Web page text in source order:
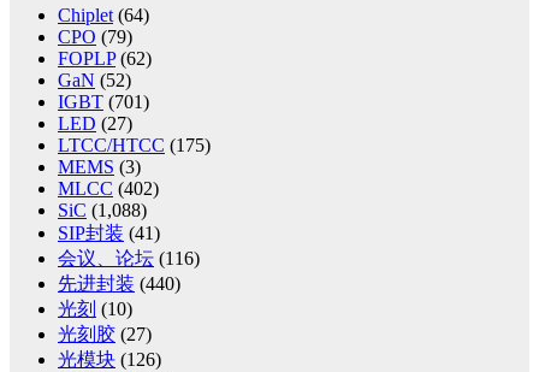
Chiplet (64)
CPO (79)
FOPLP(62)
GaN (52)
IGBT (701)
LED (27)
LTCC/HTCC (175)
MEMS (3)
MLCC (402)
SiC (1,088)
SIP封装 (41)
会议、论坛 (116)
先进封装 (440)
光刻 (10)
光刻胶 (27)
光模块 (126)